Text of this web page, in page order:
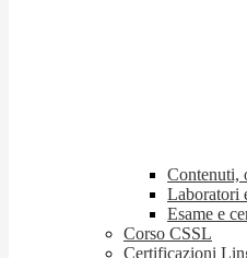
Contenuti,
Laboratori
Esame e
Corso CSSL
Certificazioni